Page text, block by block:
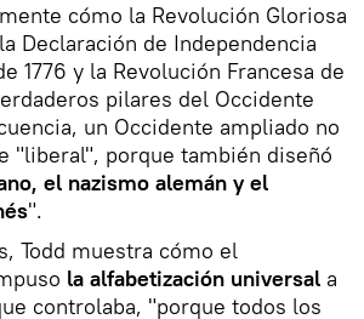
cómo la Revolución Gloriosa
Declaración de Independencia
1776 y la Revolución Francesa de
pilares del Occidente
un Occidente ampliado no
"liberal", porque también diseñó
el nazismo alemán y el
".
Todd muestra cómo el
la alfabetización universal a
controlaba, "porque todos los